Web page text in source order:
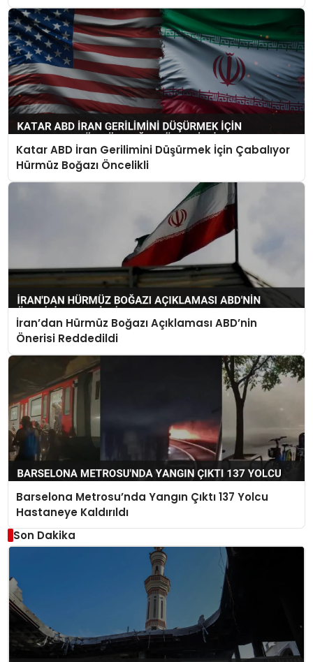
Katar ABD İran Gerilimini Düşürmek İçin Çabalıyor
Hürmüz Boğazı Öncelikli
İran’dan Hürmüz Boğazı Açıklaması ABD’nin
Önerisi Reddedildi
Barselona Metrosu’nda Yangın Çıktı 137 Yolcu
Hastaneye Kaldırıldı
Son Dakika